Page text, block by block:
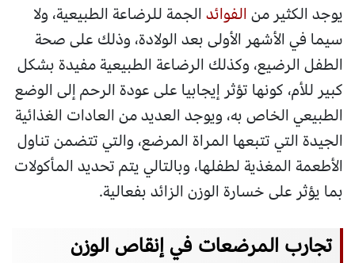
يوجد الكثير منالفوائد الجمة للرضاعة الطبيعية، ولا
سيما في الأشهر الأولى بعد الولادة، وذلك على صحة
الطفل الرضيع، وكذلك الرضاعة الطبيعية مفيدة بشكل
كبير للأم، كونها تؤثر إيجابيا على عودة الرحم إلى الوضع
الطبيعي الخاص به، ويوجد العديد من العادات الغذائية
الجيدة التي تتبعها المراة المرضع، والتي تتضمن تناول
الأطعمة المغذية لطفلها، وبالتالي يتم تحديد المأكولات
بما يؤثر على خسارة الوزن الزائد بفعالية.
تجارب المرضعات في إنقاص الوزن